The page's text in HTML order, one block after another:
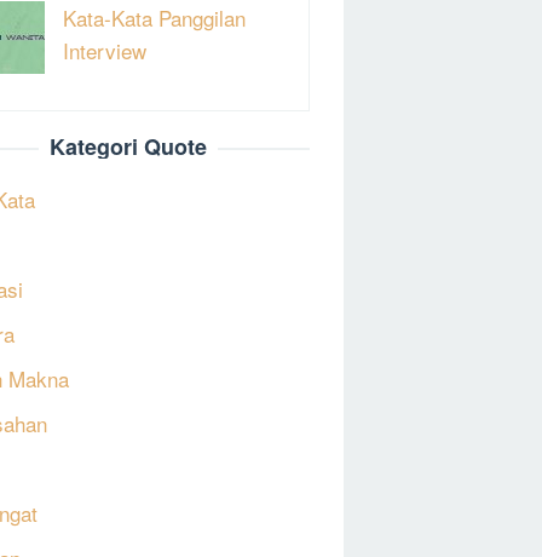
Kata-Kata Panggilan
Interview
Kategori Quote
Makna